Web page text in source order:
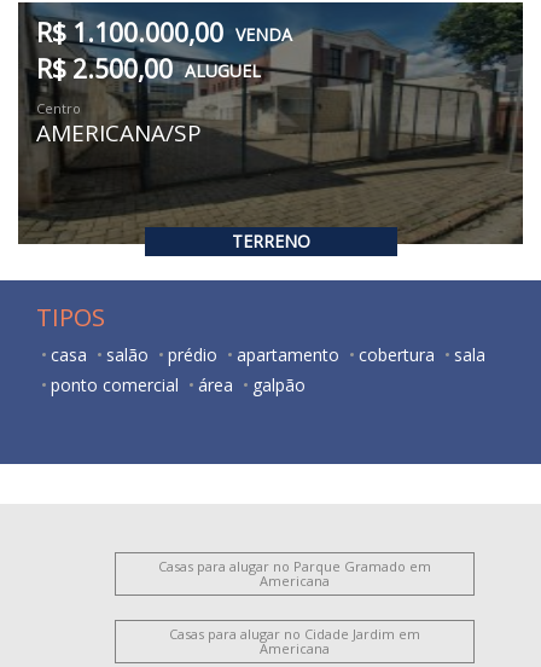
TERRENO
R$ 1.100.000,00 VENDA
R$ 2.500,00 ALUGUEL
Centro
AMERICANA/SP
TIPOS
casa salão prédio apartamento cobertura
sala
ponto comercial
área galpão
Casas para alugar no Parque Gramado em
Americana
Casas para alugar no Cidade Jardim em
Americana